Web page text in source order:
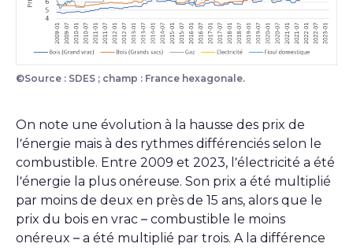
Figure sur la réhabilitation thermique
©Source : SDES ; champ : France hexagonale.
On note une évolution à la hausse des prix de
l’énergie mais à des rythmes différenciés selon le
combustible. Entre 2009 et 2023, l’électricité a été
l’énergie la plus onéreuse. Son prix a été multiplié
par moins de deux en près de 15 ans, alors que le
prix du bois en vrac – combustible le moins
onéreux – a été multiplié par trois. A la différence